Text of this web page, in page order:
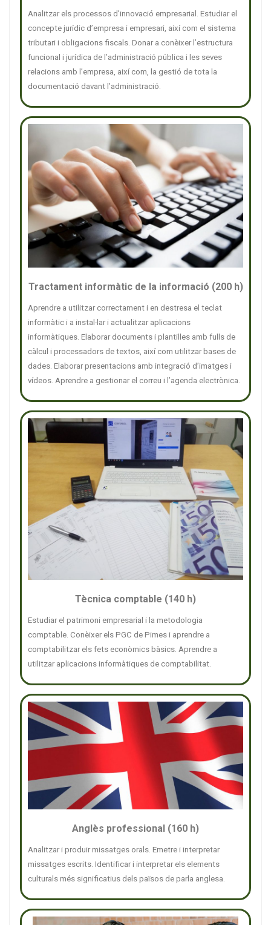
Analitzar els processos d’innovació empresarial. Estudiar el
concepte jurídic d’empresa i empresari, així com el sistema
tributari i obligacions fiscals. Donar a conèixer l’estructura
funcional i jurídica de l’administració pública i les seves
relacions amb l’empresa, així com, la gestió de tota la
documentació davant l’administració.
Tractament informàtic de la informació (200 h)
Aprendre a utilitzar correctament i en destresa el teclat
informàtic i a instal·lar i actualitzar aplicacions
informàtiques. Elaborar documents i plantilles amb fulls de
càlcul i processadors de textos, així com utilitzar bases de
dades. Elaborar presentacions amb integració d’imatges i
vídeos. Aprendre a gestionar el correu i l’agenda electrònica.
Tècnica comptable (140 h)
Estudiar el patrimoni empresarial i la metodologia
comptable. Conèixer els PGC de Pimes i aprendre a
comptabilitzar els fets econòmics bàsics. Aprendre a
utilitzar aplicacions informàtiques de comptabilitat.
Anglès professional (160 h)
Analitzar i produir missatges orals. Emetre i interpretar
missatges escrits. Identificar i interpretar els elements
culturals més significatius dels països de parla anglesa.